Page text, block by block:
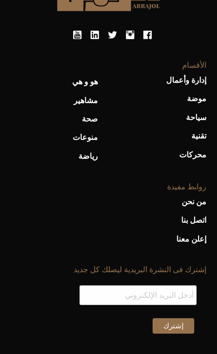
الأقسام
إدارة وأعمال
موضة
سياحة
تقنية
محركات
هو و هي
مشاهير
صحة
منوعات
رياضة
روابط مفيدة
من نحن
اتصل بنا
إعلن معنا
إشترك فى النشرة البريدية ليصلك كل جديد